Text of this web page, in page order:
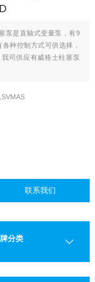
泵是直轴式变量泵，有9
种控制方式可供选择，
司供应有威格士柱塞泵
联系我们
分类